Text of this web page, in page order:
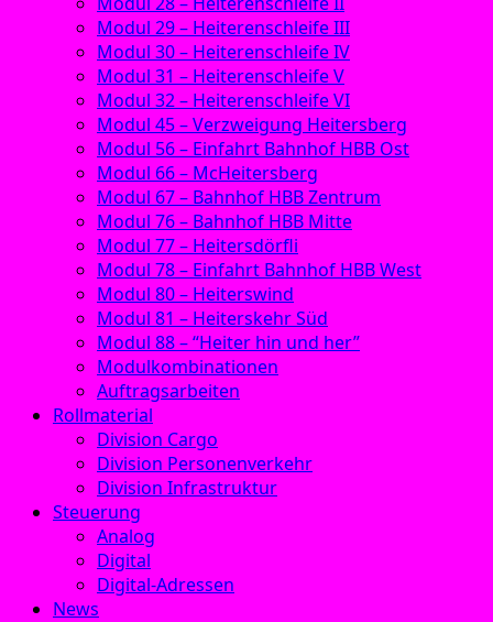
Modul 29 – Heiterenschleife III
Modul 30 – Heiterenschleife IV
Modul 31 – Heiterenschleife V
Modul 32 – Heiterenschleife VI
Modul 45 – Verzweigung Heitersberg
Modul 56 – Einfahrt Bahnhof HBB Ost
Modul 66 – McHeitersberg
Modul 67 – Bahnhof HBB Zentrum
Modul 76 – Bahnhof HBB Mitte
Modul 77 – Heitersdörfli
Modul 78 – Einfahrt Bahnhof HBB West
Modul 80 – Heiterswind
Modul 81 – Heiterskehr Süd
Modul 88 – “Heiter hin und her”
Modulkombinationen
Auftragsarbeiten
Rollmaterial
Division Cargo
Division Personenverkehr
Division Infrastruktur
Steuerung
Analog
Digital
Digital-Adressen
News